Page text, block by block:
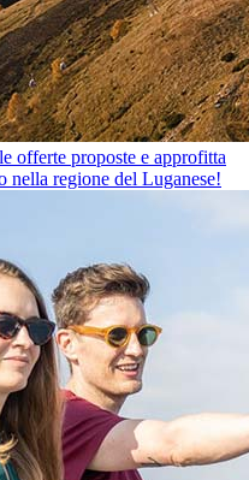
offerte proposte e approfitta
nella regione del Luganese!